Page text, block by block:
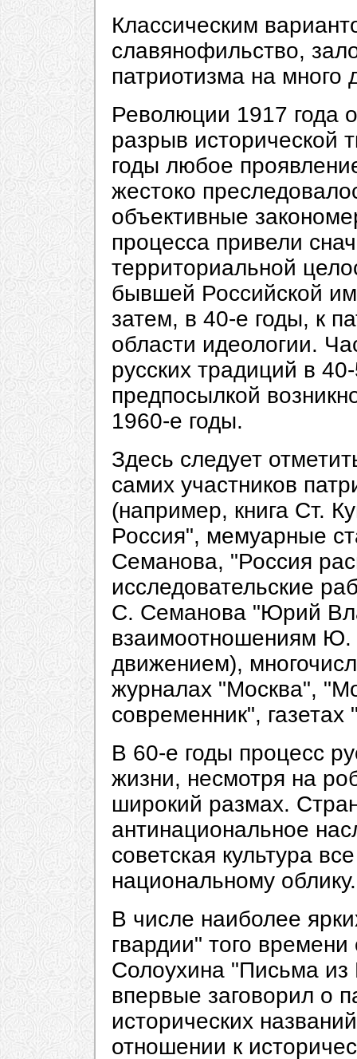
Классическим
славянофильство,
патриотизма на много
Революции 1917 года
разрыв исторической
годы любое
жестоко
объективные
процесса привели
территориальной
бывшей Российской
затем, в 40-е годы, к
области идеологии.
русских традиций в
предпосылкой
1960-е годы.
Здесь следует
самих участников
(например, книга Ст.
Россия", мемуарные
Семанова, "Россия
исследовательские
С. Семанова "Юрий
взаимоотношениям Ю.
движением),
журналах "Москва",
современник",
В 60-е годы процесс
жизни, несмотря на
широкий размах.
антинациональное
советская культура
национальному облику.
В числе наиболее
гвардии" того
Солоухина "Письма из
впервые заговорил о
исторических
отношении к